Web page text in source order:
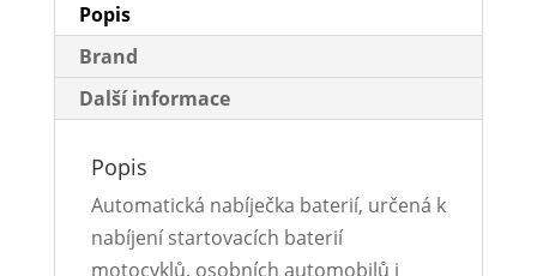
Popis
Brand
Další informace
Popis
Automatická nabíječka baterií, určená k
nabíjení startovacích baterií
motocyklů, osobních automobilů i